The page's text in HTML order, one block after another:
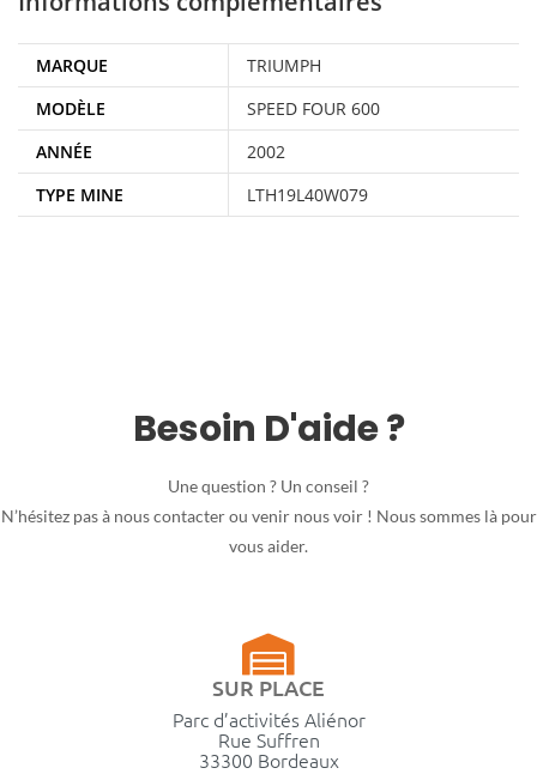
MARQUE
TRIUMPH
MODÈLE
SPEED FOUR 600
ANNÉE
2002
TYPE MINE
LTH19L40W079
Besoin D'aide ?
Une question ? Un conseil ?
N’hésitez pas à nous contacter ou venir nous voir ! Nous sommes là pour
vous aider.
SUR PLACE
Parc d’activités Aliénor
Rue Suffren
33300 Bordeaux